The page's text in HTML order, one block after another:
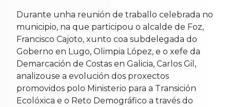
Durante unha reunión de traballo celebrada no
municipio, na que participou o alcalde de Foz,
Francisco Cajoto, xunto coa subdelegada do
Goberno en Lugo, Olimpia López, e o xefe da
Demarcación de Costas en Galicia, Carlos Gil,
analizouse a evolución dos proxectos
promovidos polo Ministerio para a Transición
Ecolóxica e o Reto Demográfico a través do